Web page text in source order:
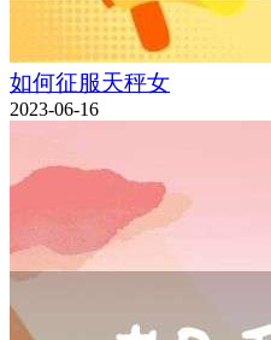
如何征服天秤女
2023-06-16